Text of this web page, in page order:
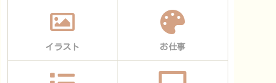
イラスト お仕事